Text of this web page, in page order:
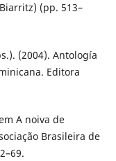
(pp. 513–
(2004). Antología
Editora
A noiva de
Brasileira de